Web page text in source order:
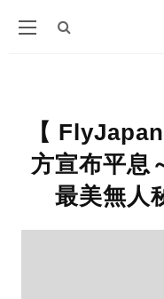
【
方宣布平息
最美無人